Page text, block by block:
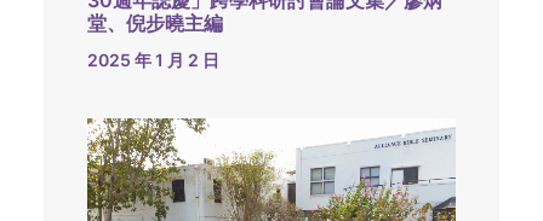
堂、倪步曉主編
2025 年 1 月 2 日